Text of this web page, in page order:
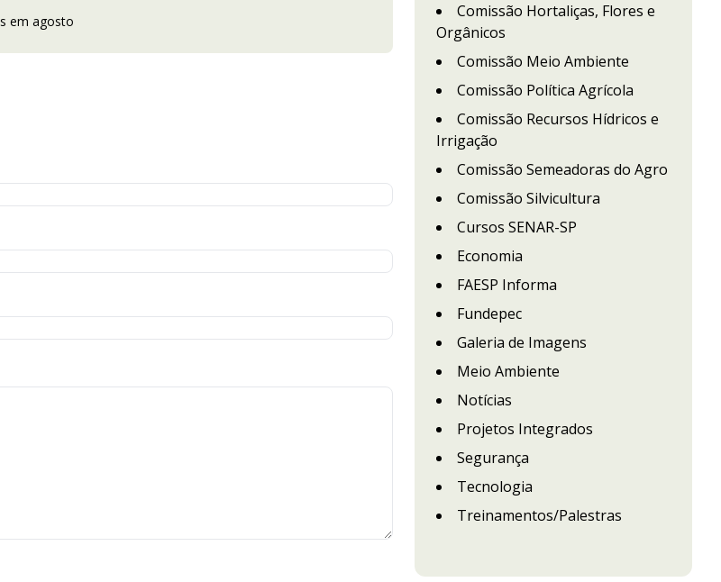
em agosto
Comissão Hortaliças, Flores e
Orgânicos
Comissão Meio Ambiente
Comissão Política Agrícola
Comissão Recursos Hídricos e
Irrigação
Comissão Semeadoras do Agro
Comissão Silvicultura
Cursos SENAR-SP
Economia
FAESP Informa
Fundepec
Galeria de Imagens
Meio Ambiente
Notícias
Projetos Integrados
Segurança
Tecnologia
Treinamentos/Palestras